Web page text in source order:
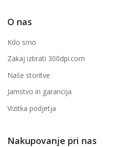
O nas
Kdo smo
Zakaj izbrati 300dpi.com
Naše storitve
Jamstvo in garancija
Vizitka podjetja
Nakupovanje pri nas